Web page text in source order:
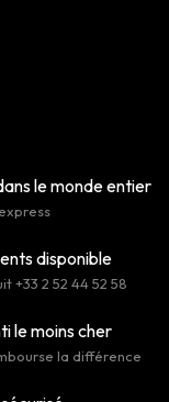
le monde entier
disponible
+33 2 52 44 52 58
le moins cher
la différence